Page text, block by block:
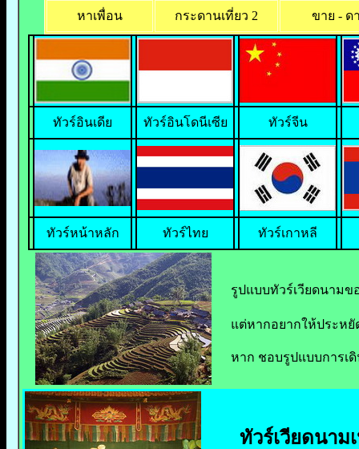
หาเพื่อน กระดานเที่ยว 2 ขาย - ด
ทัวร์อินเดีย ทัวร์อินโดนีเซีย ทัวร์จีน
ทัวร์หน้าหลัก ทัวร์ไทย ทัวร์เกาหลี
รูปแบบทัวร์เวียดนามข
แต่หากอยากให้ประห
หาก ชอบรูปแบบการเ
ทัวร์เวียดนาม